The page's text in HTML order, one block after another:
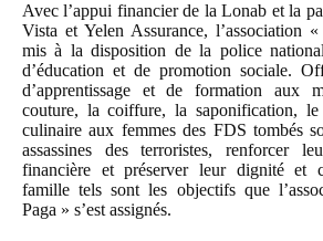
Avec l’appui financier de la Lonab et la
Vista et Yelen Assurance, l’association
mis à la disposition de la police
d’éducation et de promotion sociale.
d’apprentissage et de formation aux
couture, la coiffure, la saponification, le
culinaire aux femmes des FDS tombés
assassines des terroristes, renforcer
financière et préserver leur dignité et
famille tels sont les objectifs que
Paga » s’est assignés.